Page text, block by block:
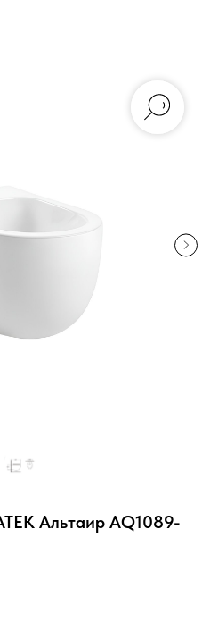
Альтаир AQ1089-